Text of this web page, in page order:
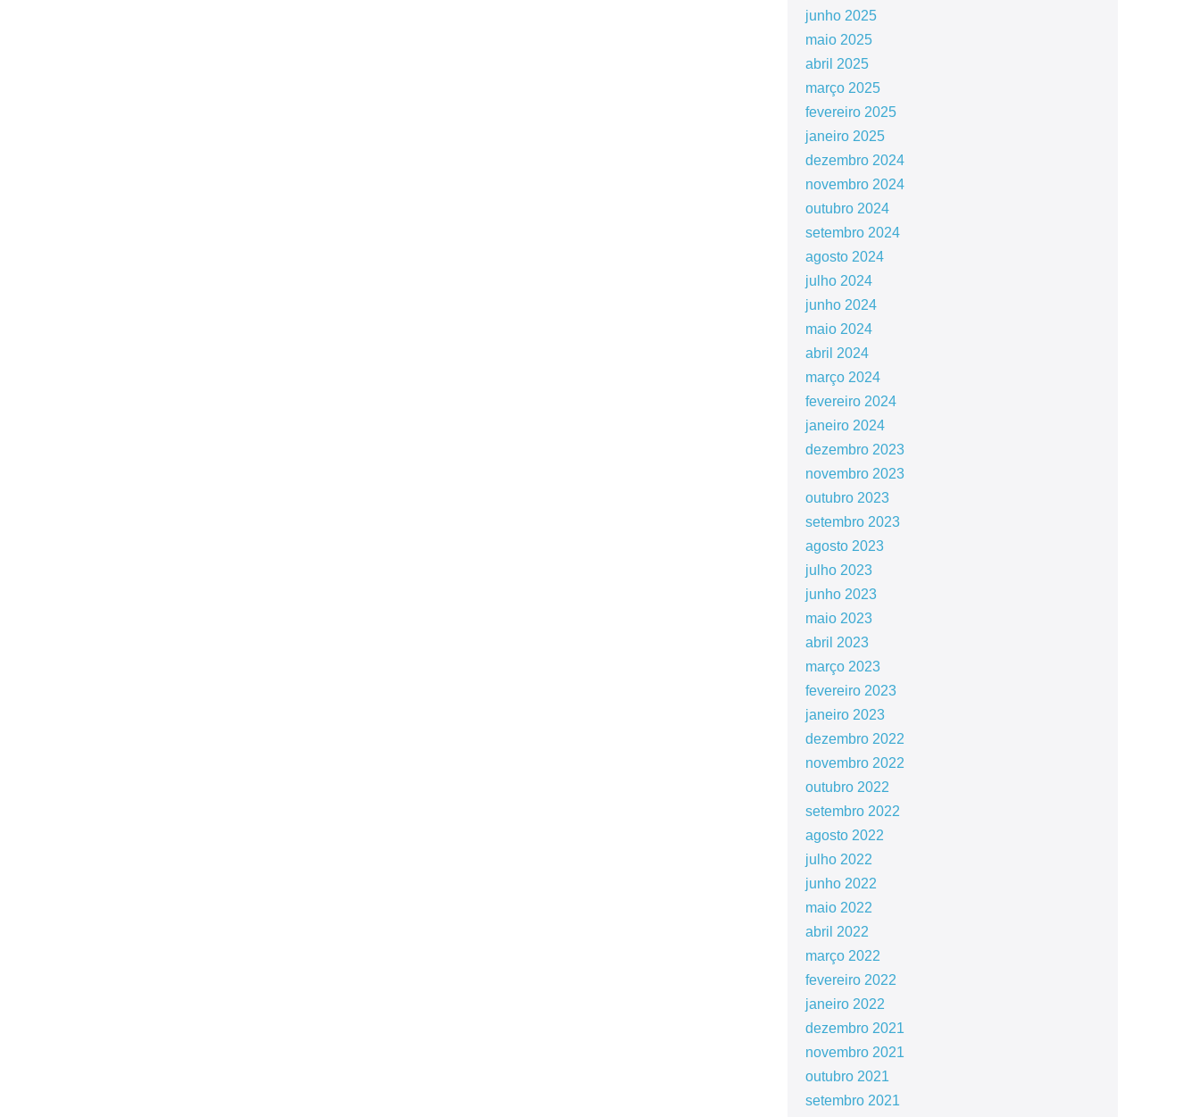
junho 2025
maio 2025
abril 2025
março 2025
fevereiro 2025
janeiro 2025
dezembro 2024
novembro 2024
outubro 2024
setembro 2024
agosto 2024
julho 2024
junho 2024
maio 2024
abril 2024
março 2024
fevereiro 2024
janeiro 2024
dezembro 2023
novembro 2023
outubro 2023
setembro 2023
agosto 2023
julho 2023
junho 2023
maio 2023
abril 2023
março 2023
fevereiro 2023
janeiro 2023
dezembro 2022
novembro 2022
outubro 2022
setembro 2022
agosto 2022
julho 2022
junho 2022
maio 2022
abril 2022
março 2022
fevereiro 2022
janeiro 2022
dezembro 2021
novembro 2021
outubro 2021
setembro 2021